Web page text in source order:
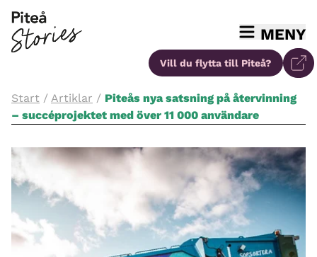
MENY
Vill du flytta till Piteå?
Start / Artiklar / Piteås nya satsning på återvinning
– succéprojektet med över 11 000 användare